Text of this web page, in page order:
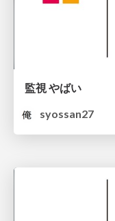
監視 やばい
syossan27